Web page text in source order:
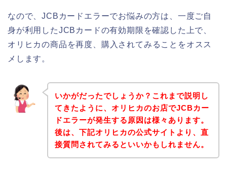
なので、JCBカードエラーでお悩みの方は、一度ご自
身が利用したJCBカードの有効期限を確認した上で、
オリヒカの商品を再度、購入されてみることをオスス
メします。
いかがだったでしょうか？これまで説明し
てきたように、オリヒカのお店でJCBカー
ドエラーが発生する原因は様々あります。
後は、下記オリヒカの公式サイトより、直
接質問されてみるといいかもしれません。